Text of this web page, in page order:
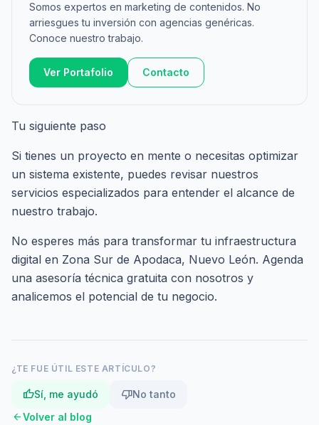
Somos expertos en marketing de contenidos. No
arriesgues tu inversión con agencias genéricas.
Conoce nuestro trabajo.
Ver Portafolio Contacto
Tu siguiente paso
Si tienes un proyecto en mente o necesitas optimizar
un sistema existente, puedes revisar nuestros
servicios especializados para entender el alcance de
nuestro trabajo.
No esperes más para transformar tu infraestructura
digital en Zona Sur de Apodaca, Nuevo León. Agenda
una asesoría técnica gratuita con nosotros y
analicemos el potencial de tu negocio.
¿TE FUE ÚTIL ESTE ARTÍCULO?
thumb_upSí, me ayudó thumb_downNo tanto
arrow_backVolver al blog